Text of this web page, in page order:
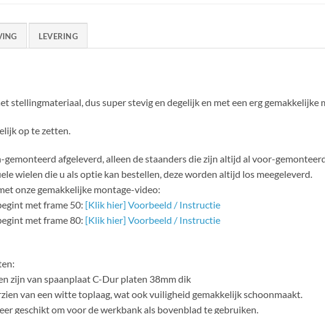
LEVERING
stellingmateriaal, dus super stevig en degelijk en met een erg gemakkelijke
op te zetten.
afgeleverd, alleen de staanders die zijn altijd al voor-
wielen die u als optie kan bestellen, deze worden altijd los meegeleverd.
onze gemakkelijke montage-video:
met frame 50: [Klik hier] Voorbeeld / Instructie
met frame 80: [Klik hier] Voorbeeld / Instructie
zijn van spaanplaat C-Dur platen 38mm dik
van een witte toplaag, wat ook vuiligheid gemakkelijk schoonmaakt.
geschikt om voor de werkbank als bovenblad te gebruiken.